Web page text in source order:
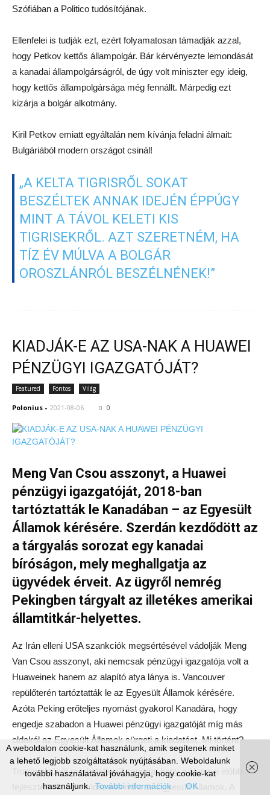
Szófiában a Politico tudósítójának.
Ellenfelei is tudják ezt, ezért folyamatosan támadják azzal,
hogy Petkov kettős állampolgár. Bár kérvényezte lemondását
a kanadai állampolgárságról, de úgy volt miniszter egy ideig,
hogy kettős állampolgársága még fennállt. Márpedig ezt
kizárja a bolgár alkotmány.
Kiril Petkov emiatt egyáltalán nem kívánja feladni álmait:
Bulgáriából modern országot csinál!
„A KELTA TIGRISRŐL SOKAT
BESZÉLTEK ANNAK IDEJÉN ÉPPÚGY
MINT A TÁVOL KELETI KIS
TIGRISEKRŐL. AZT SZERETNÉM, HA
TÍZ ÉV MÚLVA A BOLGÁR
OROSZLÁNRÓL BESZÉLNÉNEK!”
KIADJÁK-E AZ USA-NAK A HUAWEI
PÉNZÜGYI IGAZGATÓJÁT?
Featured Fontos Világ
Polonius - 2021-08-06 0
Meng Van Csou asszonyt, a Huawei
pénzügyi igazgatóját, 2018-ban
tartóztatták le Kanadában – az Egyesült
Államok kérésére. Szerdán kezdődött az
a tárgyalás sorozat egy kanadai
bíróságon, mely meghallgatja az
ügyvédek érveit. Az ügyről nemrég
Pekingben tárgyalt az illetékes amerikai
államtitkár-helyettes.
Az Irán elleni USA szankciók megsértésével vádolják Meng
Van Csou asszonyt, aki nemcsak pénzügyi igazgatója volt a
Huaweinek hanem az alapító atya lánya is. Vancouver
repülőterén tartóztatták le az Egyesült Államok kérésére.
Azóta Peking erőteljes nyomást gyakorol Kanadára, hogy
engedje szabadon a Huawei pénzügyi igazgatóját míg más
oldalról az Egyesült Államok sürgeti a kiadatást. Mi történt?
Trump elnököt mérhetetlenül zavarta, hogy a Huawei előbb
fejlesztette ki 5G rendszerét mint az Egyesült Államok. A
A weboldalon cookie-kat használunk, amik segítenek minket
a lehető legjobb szolgáltatások nyújtásában. Weboldalunk
további használatával jóváhagyja, hogy cookie-kat
használjunk.
További információk OK